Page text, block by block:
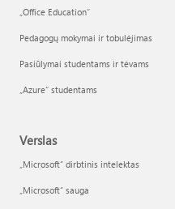
„Office Education“
Pedagogų mokymai ir tobulėjimas
Pasiūlymai studentams ir tėvams
„Azure“ studentams
Verslas
„Microsoft“ dirbtinis intelektas
„Microsoft“ sauga